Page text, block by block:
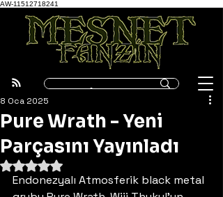
AW-11512718241
Pure Wrath - Yeni
Parçasını Yayınladı
8 Oca 2025
5 üzerinden NaN yıldız
Endonezyalı Atmosferik black metal